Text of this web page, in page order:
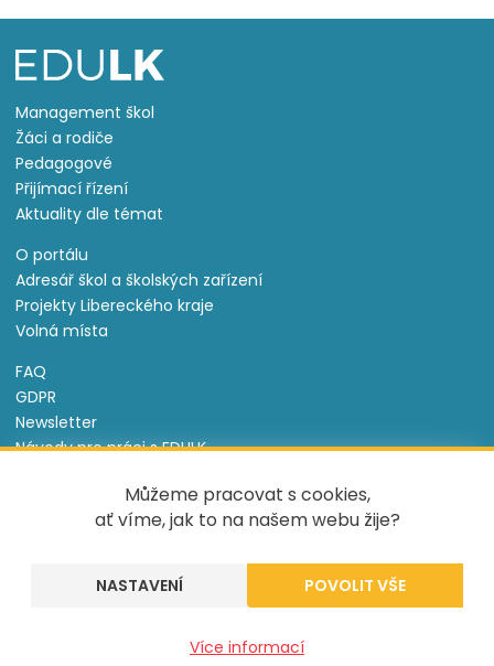
Můžeme pracovat s cookies,
ať víme, jak to na našem webu žije?
NASTAVENÍ
Více informací
Management škol
Žáci a rodiče
Pedagogové
Přijímací řízení
Aktuality dle témat
O portálu
Adresář škol a školských zařízení
Projekty Libereckého kraje
Volná místa
FAQ
GDPR
Newsletter
Návody pro práci s EDULK
Nastavení cookies
Informace o souborech cookie
Tento projekt je spolufinancován Evropským sociálním
fondem a státním rozpočtem České republiky.